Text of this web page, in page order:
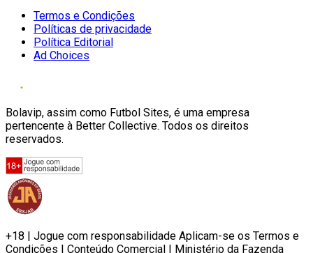
Termos e Condições
Políticas de privacidade
Política Editorial
Ad Choices
Bolavip, assim como Futbol Sites, é uma empresa
pertencente à Better Collective. Todos os direitos
reservados.
+18 | Jogue com responsabilidade Aplicam-se os Termos e
Condições | Conteúdo Comercial | Ministério da Fazenda